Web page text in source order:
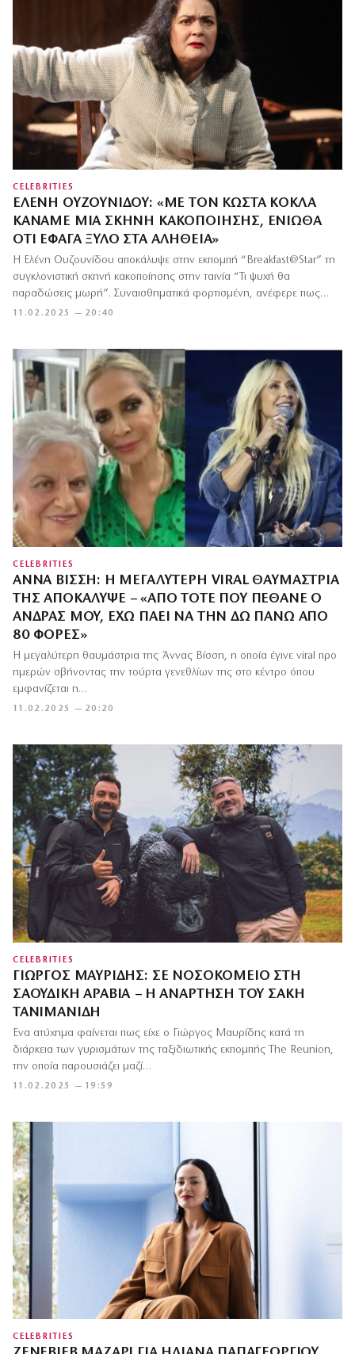
CELEBRITIES
ΕΛΈΝΗ ΟΥΖΟΥΝΊΔΟΥ: «ΜΕ ΤΟΝ ΚΏΣΤΑ ΚΌΚΛΑ
ΚΆΝΑΜΕ ΜΙΑ ΣΚΗΝΉ ΚΑΚΟΠΟΊΗΣΗΣ, ΈΝΙΩΘΑ
ΌΤΙ ΈΦΑΓΑ ΞΎΛΟ ΣΤΑ ΑΛΉΘΕΙΑ»
11.02.2025 — 20:40
Η Ελένη Ουζουνίδου αποκάλυψε στην εκπομπή “Breakfast@Star” τη
συγκλονιστική σκηνή κακοποίησης στην ταινία “Τι ψυχή θα
παραδώσεις μωρή”. Συναισθηματικά φορτισμένη, ανέφερε πως…
CELEBRITIES
ΆΝΝΑ ΒΊΣΣΗ: Η ΜΕΓΑΛΎΤΕΡΗ VIRAL ΘΑΥΜΆΣΤΡΙΆ
ΤΗΣ ΑΠΟΚΆΛΥΨΕ – «ΑΠΌ ΤΌΤΕ ΠΟΥ ΠΈΘΑΝΕ Ο
ΆΝΔΡΑΣ ΜΟΥ, ΈΧΩ ΠΆΕΙ ΝΑ ΤΗΝ ΔΩ ΠΆΝΩ ΑΠΌ
80 ΦΟΡΈΣ»
11.02.2025 — 20:20
Η μεγαλύτερη θαυμάστρια της Άννας Βίσση, η οποία έγινε viral προ
ημερών σβήνοντας την τούρτα γενεθλίων της στο κέντρο όπου
εμφανίζεται η…
CELEBRITIES
ΓΙΏΡΓΟΣ ΜΑΥΡΊΔΗΣ: ΣΕ ΝΟΣΟΚΟΜΕΊΟ ΣΤΗ
ΣΑΟΥΔΙΚΉ ΑΡΑΒΊΑ – Η ΑΝΆΡΤΗΣΗ ΤΟΥ ΣΆΚΗ
ΤΑΝΙΜΑΝΊΔΗ
11.02.2025 — 19:59
Ένα ατύχημα φαίνεται πως είχε ο Γιώργος Μαυρίδης κατά τη
διάρκεια των γυρισμάτων της ταξιδιωτικής εκπομπής The Reunion,
την οποία παρουσιάζει μαζί…
CELEBRITIES